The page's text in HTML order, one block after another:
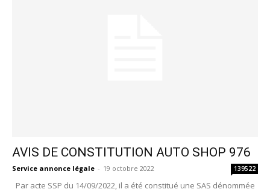
AVIS DE CONSTITUTION AUTO SHOP 976
Service annonce légale - 19 octobre 2022 139522
Par acte SSP du 14/09/2022, il a été constitué une SAS dénommée